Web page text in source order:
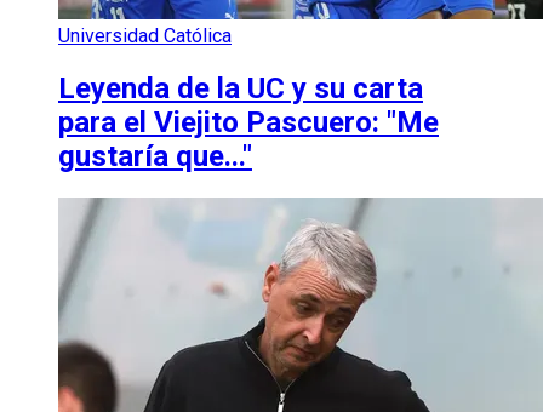
Universidad Católica
Leyenda de la UC y su carta
para el Viejito Pascuero: "Me
gustaría que..."